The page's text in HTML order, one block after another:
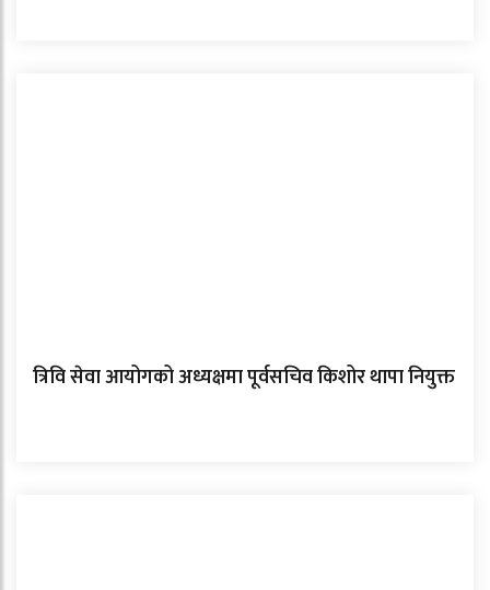
त्रिवि सेवा आयोगको अध्यक्षमा पूर्वसचिव किशोर थापा नियुक्त